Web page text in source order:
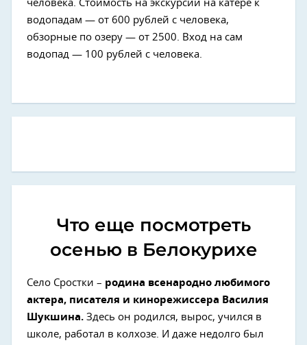
человека. Стоимость на экскурсии на катере к
водопадам — от 600 рублей с человека,
обзорные по озеру — от 2500. Вход на сам
водопад — 100 рублей с человека.
Что еще посмотреть
осенью в Белокурихе
Село Сростки – родина всенародно любимого
актера, писателя и кинорежиссера Василия
Шукшина. Здесь он родился, вырос, учился в
школе, работал в колхозе. И даже недолго был